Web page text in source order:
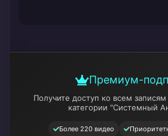
Премиум-
Получите доступ ко всем
категории "Системный
Более 220 видео